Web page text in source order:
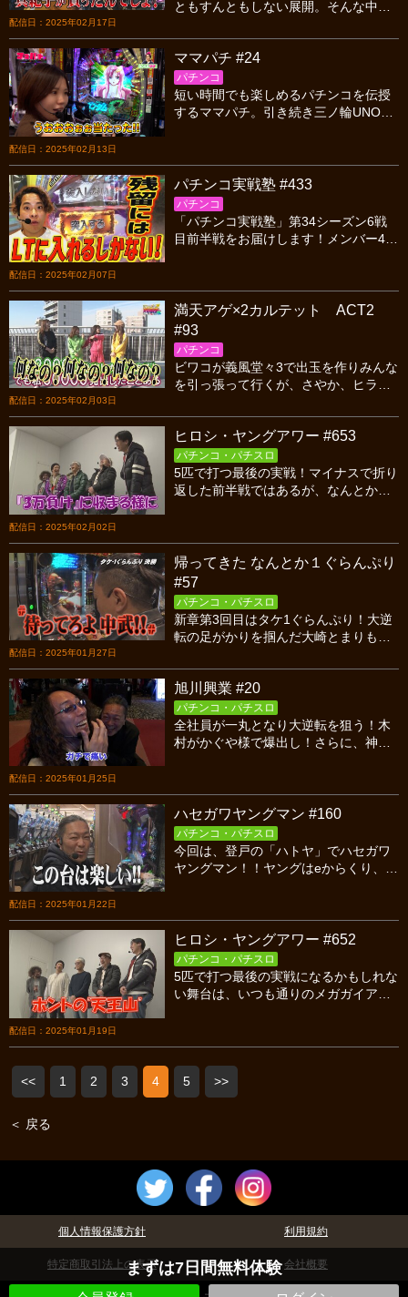
まずは7日間無料体験
配信日：2025年02月17日
ともすんともしない展開。そんな中、
ートリガーを引き当て大連チャン！ビ
ワコ祭りが開催される！
配信日：2025年02月13日
ママパチ #24
パチンコ
短い時間でも楽しめるパチンコを伝授
するママパチ。引き続き三ノ輪UNOさ
か！！
配信日：2025年02月07日
パチンコ実戦塾 #433
パチンコ
「パチンコ実戦塾」第34シーズン6戦
目前半戦をお届けします！メンバー4人
のか?お楽しみに！
配信日：2025年02月03日
満天アゲ×2カルテット ACT2
#93
パチンコ
ビワコが義風堂々3で出玉を作りみんな
を引っ張って行くが、さやか、ヒラヤ
ない。ビワコ一人で踏ん張るが、それ
がいつまで続くのか？
配信日：2025年02月02日
ヒロシ・ヤングアワー #653
パチンコ・パチスロ
5匹で打つ最後の実戦！マイナスで折り
返した前半戦ではあるが、なんとか最
のか！？
配信日：2025年01月27日
帰ってきた なんとか１ぐらんぷり
#57
パチンコ・パチスロ
新章第3回目はタケ1ぐらんぷり！大逆
転の足がかりを掴んだ大崎とまりも、
か！？果たして、タケ1に輝くのは！？
配信日：2025年01月25日
旭川興業 #20
パチンコ・パチスロ
全社員が一丸となり大逆転を狙う！木
村がかぐや様で爆出し！さらに、神谷
しみに！
配信日：2025年01月22日
ハセガワヤングマン #160
パチンコ・パチスロ
今回は、登戸の「ハトヤ」でハセガワ
ヤングマン！！ヤングはeからくり、万
申す！！！
配信日：2025年01月19日
ヒロシ・ヤングアワー #652
パチンコ・パチスロ
5匹で打つ最後の実戦になるかもしれな
い舞台は、いつも通りのメガガイア調
か！？
<< 1 2 3 4 5 >>
＜ 戻る
個人情報保護方針 利用規約
特定商取引法上の表示 会社概要